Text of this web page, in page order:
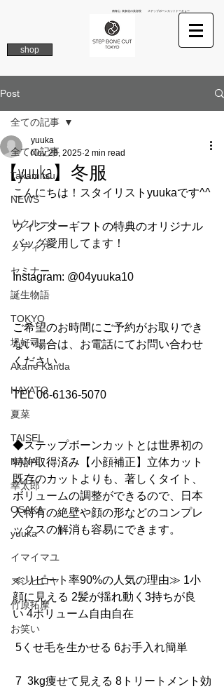
南青山 表参道の美容院 ステップボーンカットトーキョー
shop
Post
全ての記事
Takamitsu
NEWS
リクルート
メディア
セミナー
誕生物語
TOKYO
堤好司
Akane Kanda
HAYATO
夏菜
TAISEI
NANA
幸太郎
OSAKA
yuuka
イマイマユ
ズシヒロヤ
竹原拓摩
お笑い
全ての記事
【yuuka】冬服
yuuka
Nov 28, 2025 2 min read
こんにちは！スタイリストyuukaです^^
ウィンターギフトの特典のオリジナル
バッグ愛用してます！
Instagram: @04yuuka10
ご希望のお時間にご予約がお取りでき
ない場合は、お電話にてお問い合わせ
ください。
TEL 06-6136-5070
◆ステップボーンカットとは世界初の
特許取得済み【小顔補正】立体カット
既存のカットよりも、著しくタイト、
ボリュームの調整ができるので、日本
人特有の絶壁や顔の形などのコンプレ
ックスの解消も容易にできます。
≪リピート率90%の人気の理由≫ 1小
顔に見える 2髪が揺れ動く3持ちが良
い 4ボリューム自由自在
5くせ毛を生かせる 6お手入れ簡単
7  3kg痩せて見える 8トリートメント効